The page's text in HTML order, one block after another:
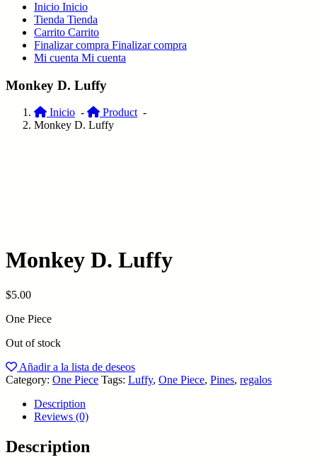
Inicio Inicio
Tienda Tienda
Carrito Carrito
Finalizar compra Finalizar compra
Mi cuenta Mi cuenta
Monkey D. Luffy
Inicio - Product-
Monkey D. Luffy
Monkey D. Luffy
$5.00
One Piece
Out of stock
Añadir a la lista de deseos
Category: One Piece Tags: Luffy, One Piece, Pines, regalos
Description
Reviews (0)
Description